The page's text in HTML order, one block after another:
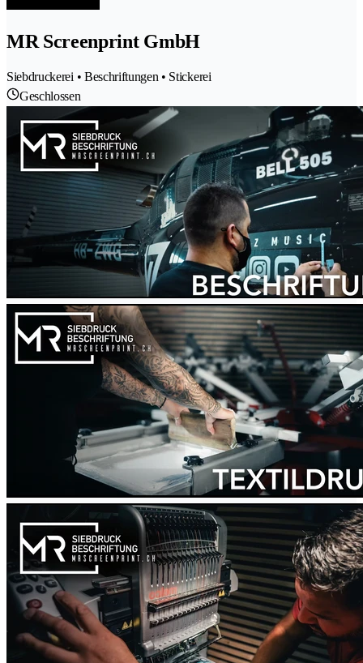
MR Screenprint GmbH
Siebdruckerei • Beschriftungen • Stickerei
Geschlossen